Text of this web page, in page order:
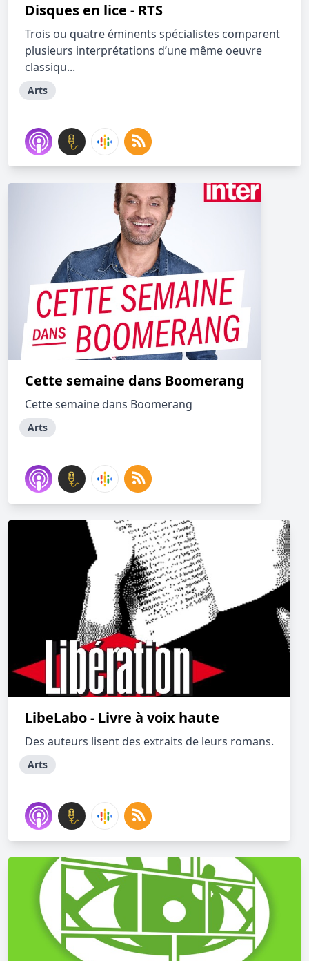
Disques en lice - RTS
Trois ou quatre éminents spécialistes comparent
plusieurs interprétations d’une même oeuvre
classiqu...
Arts
Cette semaine dans Boomerang
Cette semaine dans Boomerang
Arts
LibeLabo - Livre à voix haute
Des auteurs lisent des extraits de leurs romans.
Arts